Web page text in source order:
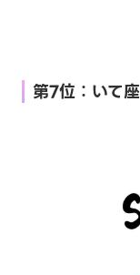
第7位：いて座